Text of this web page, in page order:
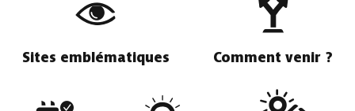
Sites emblématiques Comment venir ?